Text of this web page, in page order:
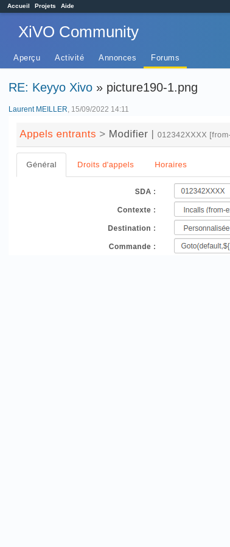
Accueil Projets Aide
XiVO Community
Aperçu Activité Annonces Forums
RE: Keyyo Xivo » picture190-1.png
Laurent MEILLER , 15/09/2022 14:11